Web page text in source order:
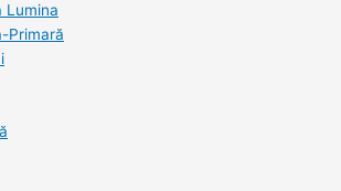
Lumina
Primară